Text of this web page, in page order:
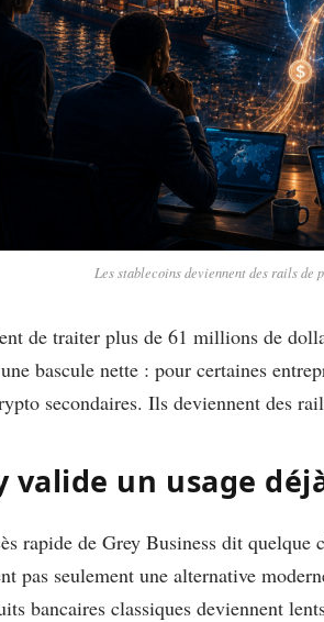
Les stablecoins deviennent des rails de
de traiter plus de 61 millions de
bascule nette : pour certaines
secondaires. Ils deviennent des
valide un usage
rapide de Grey Business dit
pas seulement une alternative
bancaires classiques deviennent